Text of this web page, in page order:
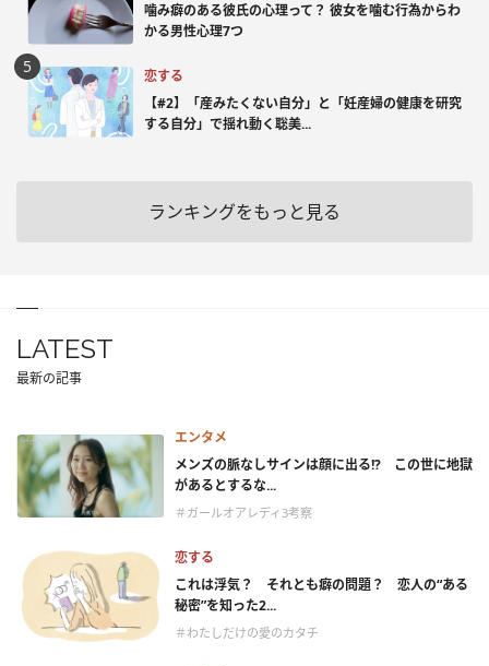
噛み癖のある彼氏の心理って？ 彼女を噛む行為からわ
かる男性心理7つ
恋する
【#2】「産みたくない自分」と「妊産婦の健康を研究
する自分」で揺れ動く聡美...
ランキングをもっと見る
LATEST
最新の記事
エンタメ
メンズの脈なしサインは顔に出る!? この世に地獄
があるとするな...
＃ガールオアレディ3考察
恋する
これは浮気？ それとも癖の問題？ 恋人の“ある
秘密”を知った2...
＃わたしだけの愛のカタチ